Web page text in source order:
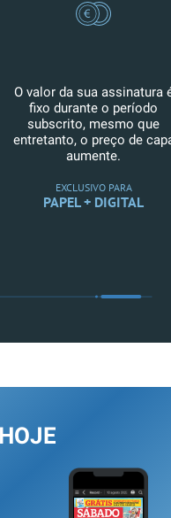
O valor da sua assinatura
fixo durante o período
subscrito, mesmo que
entretanto, o preço de
aumente.
EXCLUSIVO PARA
PAPEL + DIGITAL